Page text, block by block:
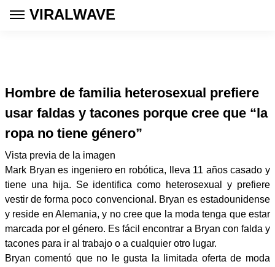
VIRALWAVE
Hombre de familia heterosexual prefiere
usar faldas y tacones porque cree que “la
ropa no tiene género”
Vista previa de la imagen
Mark Bryan es ingeniero en robótica, lleva 11 años casado y
tiene una hija. Se identifica como heterosexual y prefiere
vestir de forma poco convencional. Bryan es estadounidense
y reside en Alemania, y no cree que la moda tenga que estar
marcada por el género. Es fácil encontrar a Bryan con falda y
tacones para ir al trabajo o a cualquier otro lugar.
Bryan comentó que no le gusta la limitada oferta de moda